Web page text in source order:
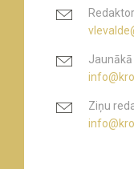
Ziņu